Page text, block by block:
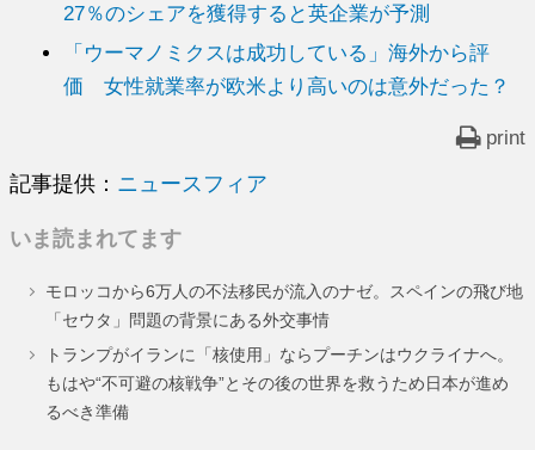
27％のシェアを獲得すると英企業が予測
「ウーマノミクスは成功している」海外から評
価 女性就業率が欧米より高いのは意外だった？
print
記事提供： ニュースフィア
いま読まれてます
モロッコから6万人の不法移民が流入のナゼ。スペインの飛び地
「セウタ」問題の背景にある外交事情
トランプがイランに「核使用」ならプーチンはウクライナへ。
もはや“不可避の核戦争”とその後の世界を救うため日本が進め
るべき準備